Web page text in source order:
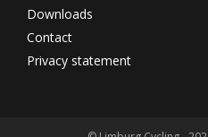
Downloads
Contact
Privacy statement